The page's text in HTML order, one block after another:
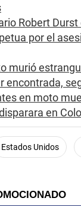
Robert
por el
murió
encontrada,
en moto
en
Estados Unidos